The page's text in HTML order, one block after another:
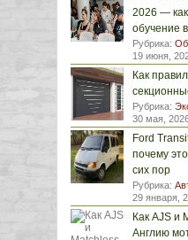
2026 —
обучение
Рубрика:
19 июня,
Как
Рубрика:
30 мая,
Ford
почему
сих пор
Рубрика:
29 января,
Как AJS и
Англию